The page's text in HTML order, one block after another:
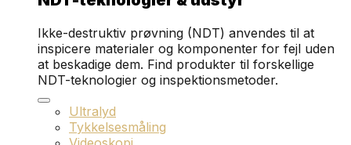
Ikke-destruktiv prøvning (NDT) anvendes til at
inspicere materialer og komponenter for fejl uden
at beskadige dem. Find produkter til forskellige
NDT-teknologier og inspektionsmetoder.
Ultralyd
Tykkelsesmåling